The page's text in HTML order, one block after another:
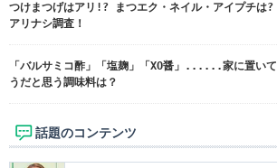
つけまつげはアリ!? まつエク・ネイル・アイプチは
アリナシ調査！
「バルサミコ酢」「塩麹」「XO醤」......家に置い
うだと思う調味料は？
話題のコンテンツ